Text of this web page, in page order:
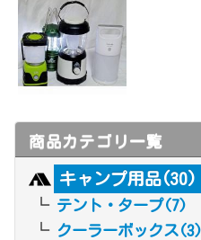
商品カテゴリ一覧
キャンプ用品(30)
テント・タープ(7)
クーラーボックス(3)